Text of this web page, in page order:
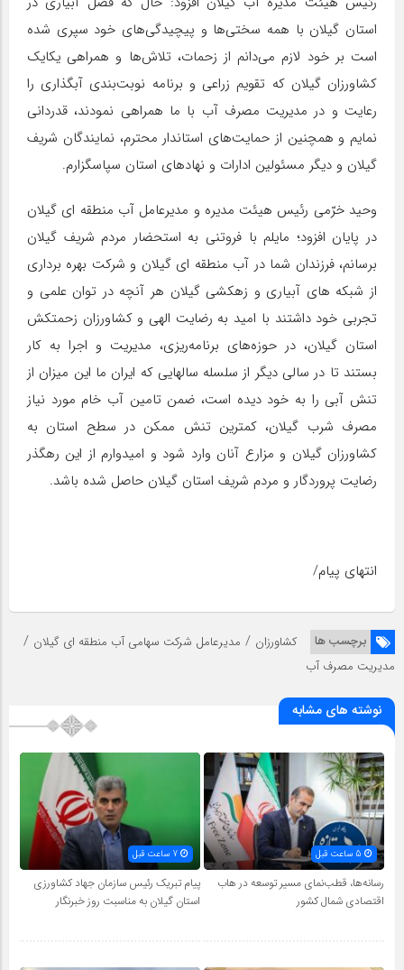
استان گیلان با همه سختی‌ها و پیچیدگی‌های خود سپری شده
است بر خود لازم می‌دانم از زحمات، تلاش‌ها و همراهی یکایک
کشاورزان گیلان که تقویم زراعی و برنامه نوبت‌بندی آبگذاری را
رعایت و در مدیریت مصرف آب با ما همراهی نمودند، قدردانی
نمایم و همچنین از حمایت‌های استاندار محترم، نمایندگان شریف
گیلان و دیگر مسئولین ادارات و نهادهای استان سپاسگزارم.
وحید خرّمی رئيس هيئت مديره و مديرعامل آب منطقه ای گيلان
در پايان افزود؛ مايلم با فروتنی به استحضار مردم شریف گیلان
برسانم، فرزندان شما در آب منطقه ای گیلان و شرکت بهره برداری
از شبکه های آبیاری و زهکشی گیلان هر آنچه در توان علمی و
تجربی خود داشتند با امید به رضایت الهی و کشاورزان زحمتکش
استان گیلان، در حوزه‌های برنامه‌ریزی، مدیریت و اجرا به کار
بستند تا در سالی دیگر از سلسله سالهایی که ایران ما این میزان از
تنش آبی را به خود دیده است، ضمن تامین آب خام مورد نیاز
مصرف شرب گیلان، کمترین تنش ممکن در سطح استان به
کشاورزان گیلان و مزارع آنان وارد شود و امیدوارم از این رهگذر
رضایت پروردگار و مردم شریف استان گیلان حاصل شده باشد.
انتهای پیام/
برچسب ها کشاورزان / مدیرعامل شرکت سهامی آب منطقه ای گیلان /
مدیریت مصرف آب
نوشته های مشابه
رسانه‌ها، قطب‌نمای مسیر توسعه در هاب
اقتصادی شمال كشور
پیام تبریک رئیس سازمان جهاد کشاورزی
استان گیلان به‌ مناسبت روز خبرنگار